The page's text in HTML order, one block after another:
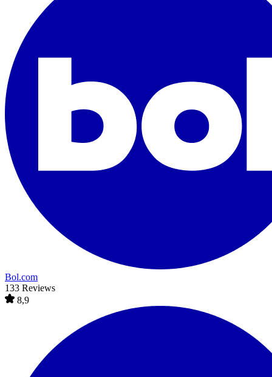
Bol.com
133 Reviews
8,9